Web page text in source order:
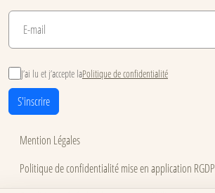
J’ai lu et j’accepte laPolitique de confidentialité
S'inscrire
Mention Légales
Politique de confidentialité mise en application RGDP